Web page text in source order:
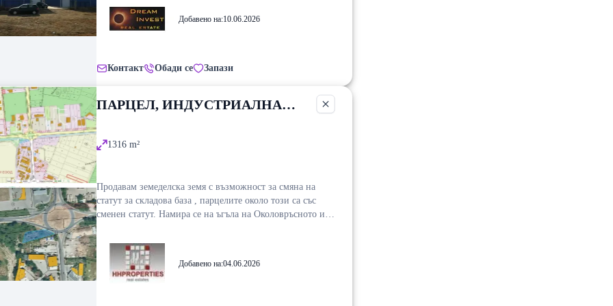
позволяващ удобство при товаро-разтоварни
дейности.Възможна е разсрочена схема на плащане./
ЛИЗИНГ/
Добавено на:10.06.2026
Контакт Обади се Запази
ПАРЦЕЛ, ИНДУСТРИАЛНА
ЗОНА ЮГ, ПЛОВДИВ
1316 m²
Продавам земеделска земя с възможност за смяна на
статут за складова база , парцелите около този са със
сменен статут. Намира се на ъгъла на Околовръсното и
Кукленско шосе. Точна локация :
https://maps.app.goo.gl/qGKV3Pv1d2NeAhGX9 Прекрасна
инвестиция с цел поставяне на реклама или билборд. ПИ
06077.50.375 област Пловдив, община Родопи, с.
Браниполе, м. МЕРАТА Добави в списък с обекти м.
Добавено на:04.06.2026